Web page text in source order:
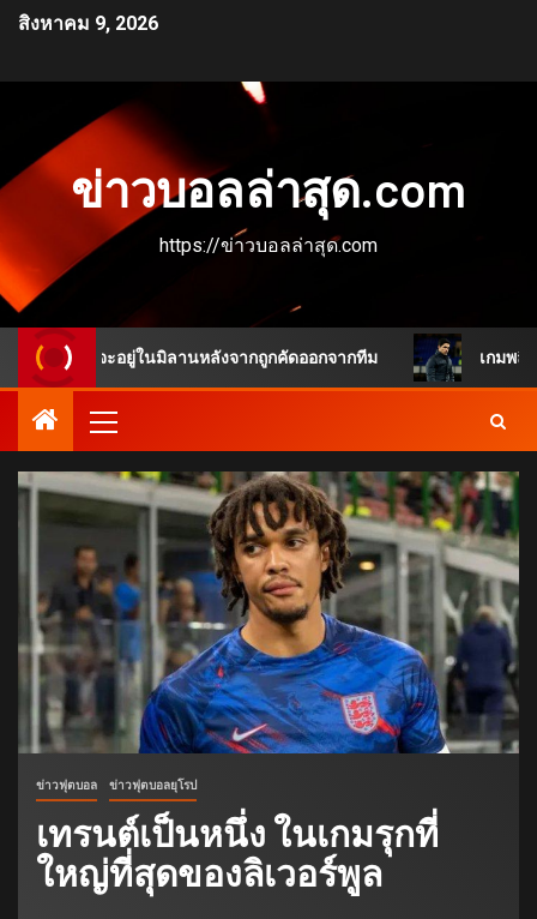
สิงหาคม 9, 2026
ข่าวบอลล่าสุด.com
https://ข่าวบอลล่าสุด.com
อนจะอยู่ในมิลานหลังจากถูกคัดออกจากทีม เกมพลิกชัดเจน
ข่าวฟุตบอล ข่าวฟุตบอลยุโรป
เทรนต์เป็นหนึ่ง ในเกมรุกที่
ใหญ่ที่สุดของลิเวอร์พูล